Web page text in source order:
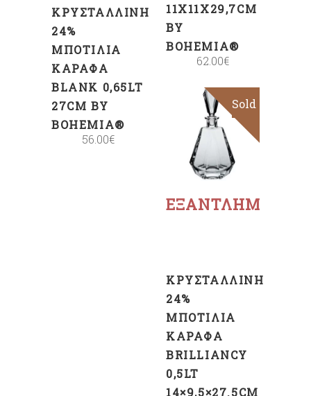
ΚΡΥΣΤΆΛΛΙΝΗ
24%
ΜΠΟΤΊΛΙΑ
ΚΑΡΆΦΑ
BLANK 0,65LT
27CM BY
BOHEMIA®
56.00€
11X11X29,7CM
BY
BOHEMIA®
62.00€
ΕΞΑΝΤΛΗΜΈΝΟ
Sold
Διαβάστε
περισσότερα
ΚΡΥΣΤΆΛΛΙΝΗ
24%
ΜΠΟΤΊΛΙΑ
ΚΑΡΆΦΑ
BRILLIANCY
0,5LT
14×9,5×27.5CM